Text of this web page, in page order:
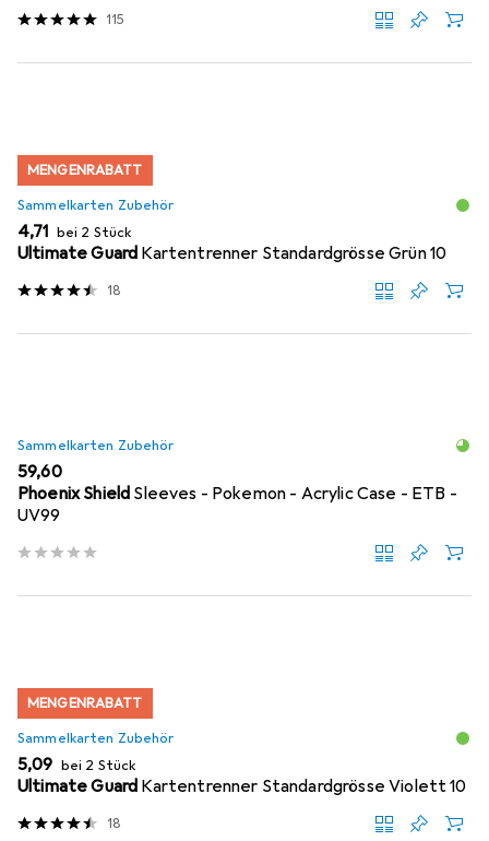
115
MENGENRABATT
Sammelkarten Zubehör
EUR
4,71 bei 2 Stück
Ultimate Guard Kartentrenner Standardgrösse Grün 10
18
Sammelkarten Zubehör
EUR
59,60
Phoenix Shield Sleeves - Pokemon - Acrylic Case - ETB -
UV99
MENGENRABATT
Sammelkarten Zubehör
EUR
5,09 bei 2 Stück
Ultimate Guard Kartentrenner Standardgrösse Violett 10
18